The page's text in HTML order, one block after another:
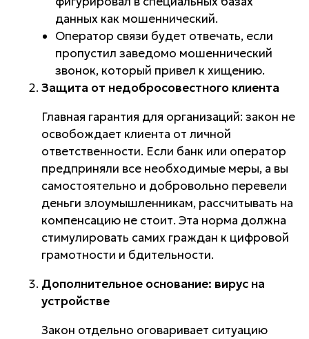
данных как мошеннический.
Оператор связи будет отвечать, если
пропустил заведомо мошеннический
звонок, который привел к хищению.
Защита от недобросовестного клиента
Главная гарантия для организаций: закон не
освобождает клиента от личной
ответственности. Если банк или оператор
предприняли все необходимые меры, а вы
самостоятельно и добровольно перевели
деньги злоумышленникам, рассчитывать на
компенсацию не стоит. Эта норма должна
стимулировать самих граждан к цифровой
грамотности и бдительности.
Дополнительное основание: вирус на
устройстве
Закон отдельно оговаривает ситуацию